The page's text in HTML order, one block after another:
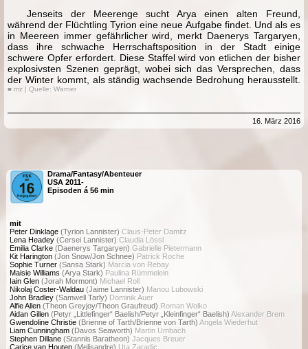
Jenseits der Meerenge sucht Arya einen alten Freund,
während der Flüchtling Tyrion eine neue Aufgabe findet. Und als es
in Meereen immer gefährlicher wird, merkt Daenerys Targaryen,
dass ihre schwache Herrschaftsposition in der Stadt einige
schwere Opfer erfordert. Diese Staffel wird von etlichen der bisher
explosivsten Szenen geprägt, wobei sich das Versprechen, dass
der Winter kommt, als ständig wachsende Bedrohung herausstellt.
■ mz | Quelle: Warner
16. März 2016
Drama/Fantasy/Abenteuer
USA 2011-
Episoden á 56 min
mit
Peter Dinklage (Tyrion Lannister) Claus-Peter Damitz
Lena Headey (Cersei Lannister) Claudia Lössl
Emilia Clarke (Daenerys Targaryen) Gabrielle Pietermann
Kit Harington (Jon Snow/Jon Schnee) Patrick Roche
Sophie Turner (Sansa Stark) Marcia von Rebay
Maisie Williams (Arya Stark) Paulina Rümmelein
Iain Glen (Jorah Mormont) Michael Roll
Nikolaj Coster-Waldau (Jaime Lannister) Manou Lubowski
John Bradley (Samwell Tarly) Dominik Auer
Alfie Allen (Theon Greyjoy/Theon Graufreud) Roman Wolko
Aidan Gillen (Petyr „Littlefinger“ Baelish/Petyr „Kleinfinger“ Baelish) Alexander Brem
Gwendoline Christie (Brienne of Tarth/Brienne von Tarth) Angela Wiederhut
Liam Cunningham (Davos Seaworth) Martin Umbach
Stephen Dillane (Stannis Baratheon) Jacques Breuer
Carice van Houten (Melisandre) Uta Zaradic